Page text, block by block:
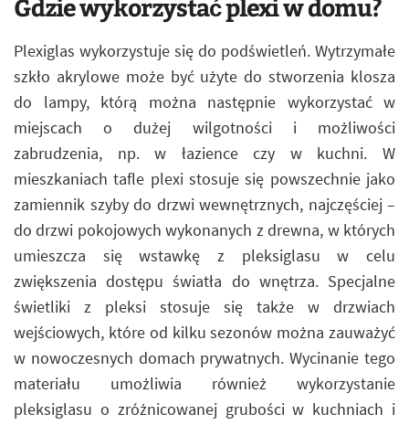
Gdzie wykorzystać plexi w domu?
Plexiglas wykorzystuje się do podświetleń. Wytrzymałe
szkło akrylowe może być użyte do stworzenia klosza
do lampy, którą można następnie wykorzystać w
miejscach o dużej wilgotności i możliwości
zabrudzenia, np. w łazience czy w kuchni. W
mieszkaniach tafle plexi stosuje się powszechnie jako
zamiennik szyby do drzwi wewnętrznych, najczęściej –
do drzwi pokojowych wykonanych z drewna, w których
umieszcza się wstawkę z pleksiglasu w celu
zwiększenia dostępu światła do wnętrza. Specjalne
świetliki z pleksi stosuje się także w drzwiach
wejściowych, które od kilku sezonów można zauważyć
w nowoczesnych domach prywatnych. Wycinanie tego
materiału umożliwia również wykorzystanie
pleksiglasu o zróżnicowanej grubości w kuchniach i